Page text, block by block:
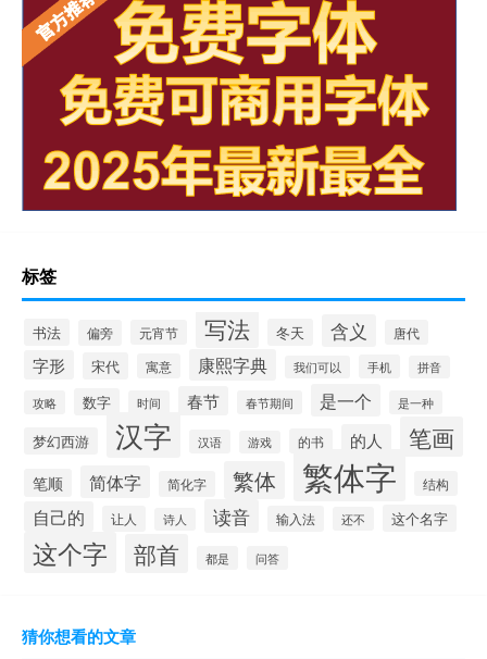
标签
书法 偏旁 元宵节 写法 冬天 含义 唐代
字形 宋代 寓意 康熙字典 我们可以 手机 拼音
攻略 数字 时间 春节 春节期间 是一个 是一种
梦幻西游 汉字 汉语 游戏 的书 的人 笔画
笔顺 简体字 简化字 繁体 繁体字 结构
自己的 让人 诗人 读音 输入法 还不 这个名字
这个字 部首 都是 问答
猜你想看的文章